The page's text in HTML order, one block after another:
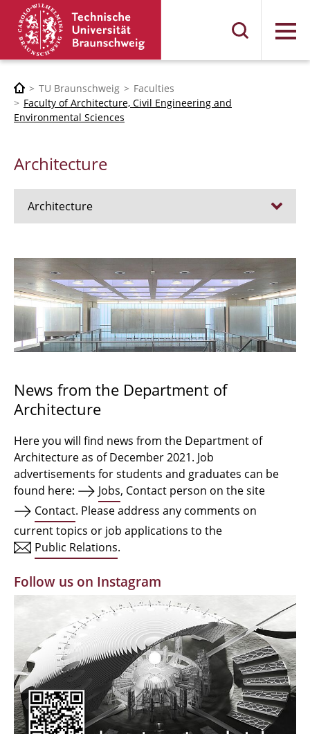
Menu
TU Braunschweig
Faculties
Faculty of Architecture, Civil Engineering and
Environmental Sciences
Architecture
Architecture
Admission procedure 2024
Bachelor Architecture
Bachelor Architecture+
Qualification profile
Semester Programme
Internationales
Facilities
Alumni | cloud club
Documents and Downloads
News from the Department of
Architecture
Here you will find news from the Department of
Architecture as of December 2021. Job
advertisements for students and graduates can be
found here:
Jobs, Contact person on the site
Contact. Please address any comments on
current topics or job applications to the
Public Relations.
Follow us on Instagram